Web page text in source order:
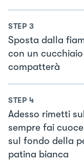
STEP 3
Sposta dalla
con un
compatterà
STEP 4
Adesso rimetti
sempre fai
sul fondo della
patina bianca